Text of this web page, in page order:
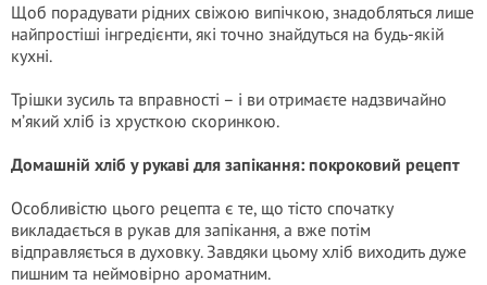
Щоб порадувати рідних свіжою випічкою, знадобляться лише
найпростіші інгредієнти, які точно знайдуться на будь-якій
кухні.
Трішки зусиль та вправності – і ви отримаєте надзвичайно
м’який хліб із хрусткою скоринкою.
Домашній хліб у рукаві для запікання: покроковий рецепт
Особливістю цього рецепта є те, що тісто спочатку
викладається в рукав для запікання, а вже потім
відправляється в духовку. Завдяки цьому хліб виходить дуже
пишним та неймовірно ароматним.